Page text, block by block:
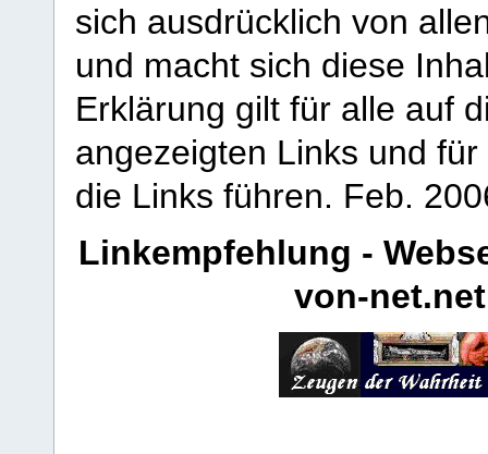
sich ausdrücklich von
und macht sich diese
Erklärung gilt für alle auf
angezeigten Links und
die Links führen. Feb.
Linkempfehlung -
von-net.net